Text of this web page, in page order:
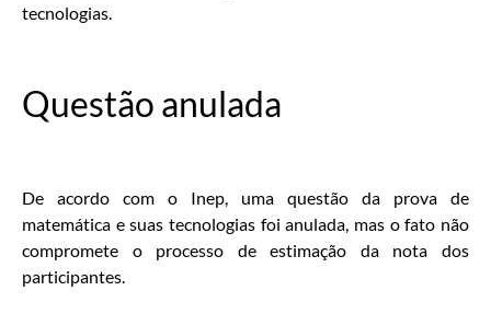
tecnologias.
Questão anulada
De acordo com o Inep, uma questão da prova de
matemática e suas tecnologias foi anulada, mas o fato não
compromete o processo de estimação da nota dos
participantes.